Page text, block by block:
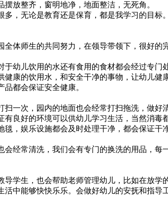
放整齐，窗明地净，地面整洁，无死角。
，无论是教育还是保育，都是我学习的目标
体师生的共同努力，在领导带领下，很好的
幼儿饮用的水还有食用的食材都会经过专门
康的饮用水，和安全干净的事物，让幼儿健
都会保证安全健康。
一次，园内的地面也会经常打扫拖洗，做好
良好的环境可以供幼儿学习生活，当然消毒
，娱乐设施都会及时处理干净，都会保证干
经常清洗，我们会有专门的换洗的用品，每
学生，也会帮助老师管理幼儿，比如在放学
中能够快快乐乐。会做好幼儿的安抚和指导